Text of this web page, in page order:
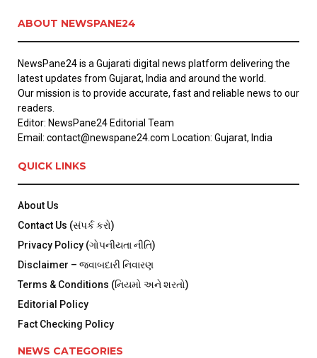
ABOUT NEWSPANE24
NewsPane24 is a Gujarati digital news platform delivering the
latest updates from Gujarat, India and around the world.
Our mission is to provide accurate, fast and reliable news to our
readers.
Editor: NewsPane24 Editorial Team
Email: contact@newspane24.com Location: Gujarat, India
QUICK LINKS
About Us
Contact Us (સંપર્ક કરો)
Privacy Policy (ગોપનીયતા નીતિ)
Disclaimer – જવાબદારી નિવારણ
Terms & Conditions (નિયમો અને શરતો)
Editorial Policy
Fact Checking Policy
NEWS CATEGORIES